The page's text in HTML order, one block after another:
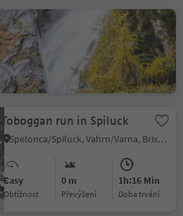
waterfalls of Barbian
Colma/Kollmann, Barbian/Barbiano, Brixen/Bressanone and environs
Toboggan run in Spiluck
Spelonca/Spiluck, Vahrn/Varna, Brixen/Bressanone and environs
Easy
Obtížnost
0 m
Převýšení
1h:16 Min
doba trvání